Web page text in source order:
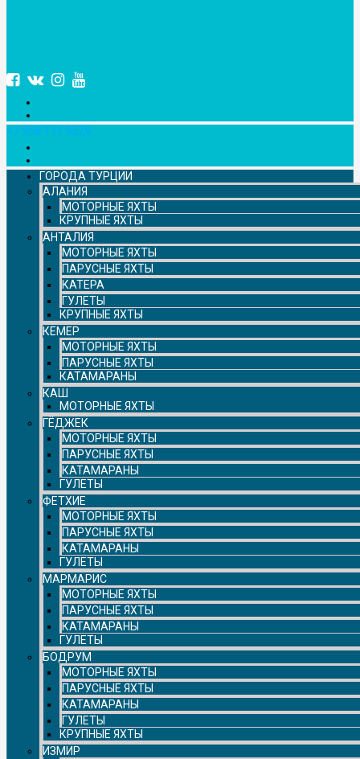
+7 958 111 9529
ГОРОДА ТУРЦИИ
АЛАНИЯ
МОТОРНЫЕ ЯХТЫ
КРУПНЫЕ ЯХТЫ
АНТАЛИЯ
МОТОРНЫЕ ЯХТЫ
ПАРУСНЫЕ ЯХТЫ
КАТЕРА
ГУЛЕТЫ
КРУПНЫЕ ЯХТЫ
КЕМЕР
МОТОРНЫЕ ЯХТЫ
ПАРУСНЫЕ ЯХТЫ
КАТАМАРАНЫ
КАШ
МОТОРНЫЕ ЯХТЫ
ГЁДЖЕК
МОТОРНЫЕ ЯХТЫ
ПАРУСНЫЕ ЯХТЫ
КАТАМАРАНЫ
ГУЛЕТЫ
ФЕТХИЕ
МОТОРНЫЕ ЯХТЫ
ПАРУСНЫЕ ЯХТЫ
КАТАМАРАНЫ
ГУЛЕТЫ
МАРМАРИС
МОТОРНЫЕ ЯХТЫ
ПАРУСНЫЕ ЯХТЫ
КАТАМАРАНЫ
ГУЛЕТЫ
БОДРУМ
МОТОРНЫЕ ЯХТЫ
ПАРУСНЫЕ ЯХТЫ
КАТАМАРАНЫ
ГУЛЕТЫ
КРУПНЫЕ ЯХТЫ
ИЗМИР